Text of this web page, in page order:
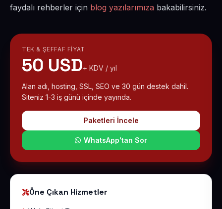
faydalı rehberler için blog yazılarımıza bakabilirsiniz.
TEK & ŞEFFAF FIYAT
50 USD+ KDV / yıl
Alan adı, hosting, SSL, SEO ve 30 gün destek dahil.
Siteniz 1-3 iş günü içinde yayında.
Paketleri İncele
WhatsApp'tan Sor
Öne Çıkan Hizmetler